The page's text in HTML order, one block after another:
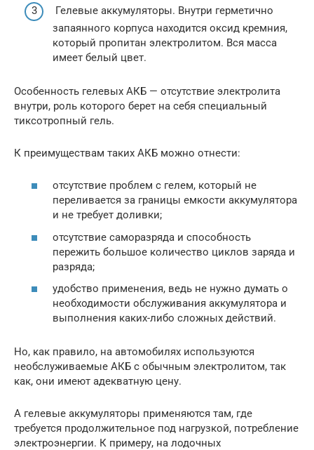
Гелевые аккумуляторы. Внутри герметично
запаянного корпуса находится оксид кремния,
который пропитан электролитом. Вся масса
имеет белый цвет.
Особенность гелевых АКБ — отсутствие электролита
внутри, роль которого берет на себя специальный
тиксотропный гель.
К преимуществам таких АКБ можно отнести:
отсутствие проблем с гелем, который не
переливается за границы емкости аккумулятора
и не требует доливки;
отсутствие саморазряда и способность
пережить большое количество циклов заряда и
разряда;
удобство применения, ведь не нужно думать о
необходимости обслуживания аккумулятора и
выполнения каких-либо сложных действий.
Но, как правило, на автомобилях используются
необслуживаемые АКБ с обычным электролитом, так
как, они имеют адекватную цену.
А гелевые аккумуляторы применяются там, где
требуется продолжительное под нагрузкой, потребление
электроэнергии. К примеру, на лодочных